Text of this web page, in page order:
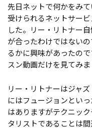
先日ネットで何かをみ
受けられるネットサー
した。リー・リトナー
が合ったわけではない
るかに興味があったの
スン動画だけを見てみま
リー・リトナーはジャ
にはフュージョンとい
はありますがテクニッ
タリストであることは間